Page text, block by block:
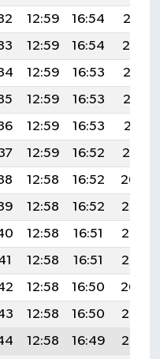
12:59 16:54
20:15
12:59 16:54
20:14
12:59 16:53
20:13
12:59 16:53
20:12
12:59 16:53
20:11
12:59 16:52
20:10
12:58 16:52
20:09
12:58 16:52
20:08
12:58 16:51
20:07
12:58 16:51
20:05
12:58 16:50
20:04
12:58 16:50
20:03
12:58 16:49
20:02